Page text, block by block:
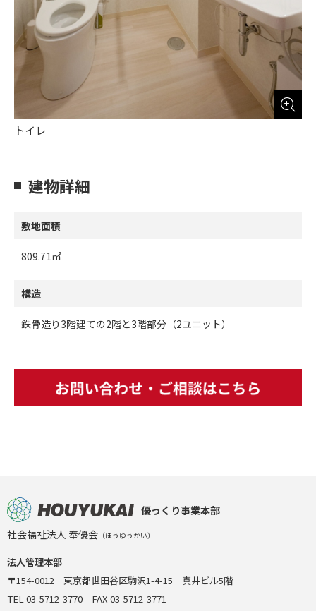
トイレ
建物詳細
敷地面積
809.71㎡
構造
鉄骨造り3階建ての2階と3階部分（2ユニット）
優っくり事業本部
社会福祉法人 奉優会 （ほうゆうかい）
法人管理本部
〒154-0012 東京都世田谷区駒沢1-4-15 真井ビル5階
TEL 03-5712-3770 FAX 03-5712-3771